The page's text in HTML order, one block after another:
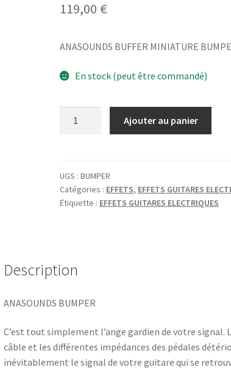
119,00 €
ANASOUNDS BUFFER MINIATURE
En stock (peut être commandé)
MINIATURE
BUMPER
Ajouter au panier
UGS :BUMPER
Catégories : EFFETS, EFFETS GUITARES
Étiquette : EFFETS GUITARES ELECTRIQUES
Description
ANASOUNDS BUMPER
C’est tout simplement l’ange gardien de votre signal.
câble et les différentes impédances des pédales
inévitablement le signal de votre guitare qui se